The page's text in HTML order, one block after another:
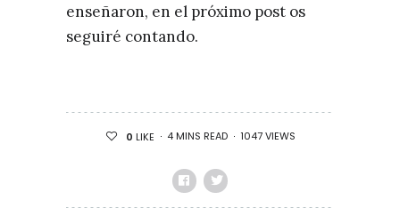
enseñaron, en el próximo post os
seguiré contando.
0 LIKE 4 MINS READ 1047 VIEWS